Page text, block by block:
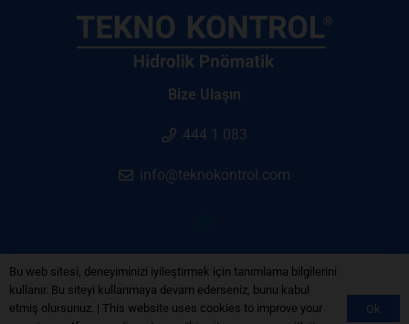
Bize Ulaşın
444 1 083
info@teknokontrol.com
Gizlilik Politikası
Bu web sitesi, deneyiminizi iyileştirmek için tanımlama bilgilerini
kullanır. Bu siteyi kullanmaya devam ederseniz, bunu kabul
etmiş olursunuz. | This website uses cookies to improve your
Ok